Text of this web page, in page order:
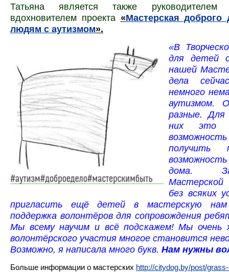
Татьяна является также
вдохновителем проекта «Мастерская
людям с аутизмом».
«В
для детей
нашей
дела
немного
аутизмом.
разные. Для
них это
получить
дома.
без всяких
пригласить ещё детей в мастерскую нам
поддержка волонтёров для сопровождения
Мы всему научим и всё подскажем! Мы очень
волонтёрского участия многое становится
Возможно, я написала много букв. Нам нужны
Больше информации о мастерских http://citydog.by/post/